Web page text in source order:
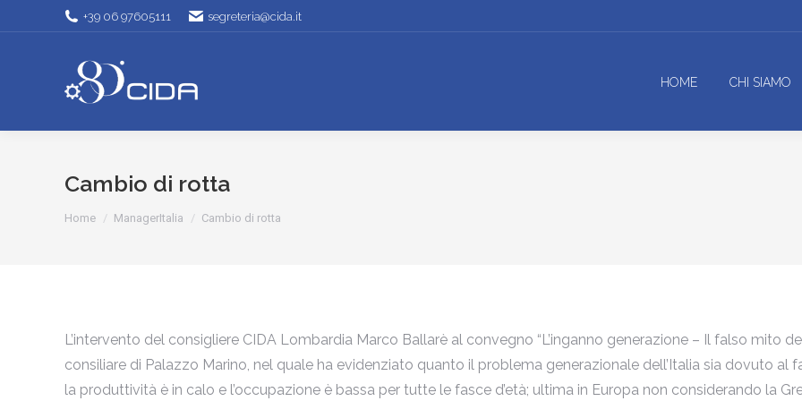
+39 06 97605111 segreteria@cida.it
HOME CHI SIAMO
Cambio di rotta
Tu sei qui:
Home ManagerItalia Cambio di rotta
L’intervento del consigliere CIDA Lombardia Marco Ballarè al convegno “L’inganno generazione – Il falso mito
consiliare di Palazzo Marino, nel quale ha evidenziato quanto il problema generazionale dell’Italia sia dovuto al
la produttività è in calo e l’occupazione è bassa per tutte le fasce d’età; ultima in Europa non considerando la